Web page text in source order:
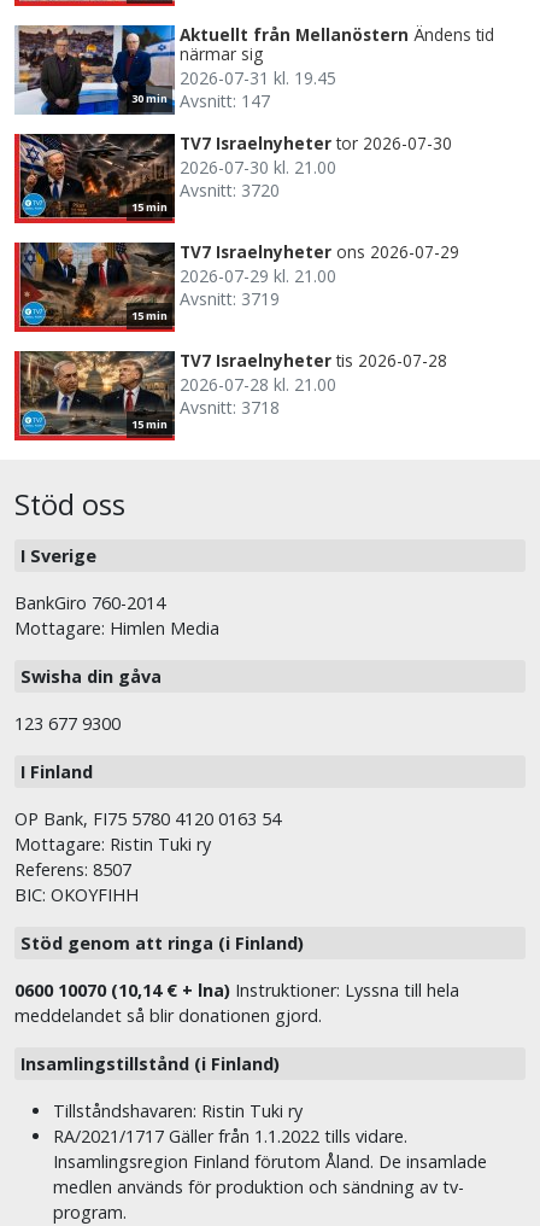
30 min
Aktuellt från Mellanöstern Ändens tid
närmar sig
2026-07-31 kl. 19.45
Avsnitt: 147
15 min
TV7 Israelnyheter tor 2026-07-30
2026-07-30 kl. 21.00
Avsnitt: 3720
15 min
TV7 Israelnyheter ons 2026-07-29
2026-07-29 kl. 21.00
Avsnitt: 3719
15 min
TV7 Israelnyheter tis 2026-07-28
2026-07-28 kl. 21.00
Avsnitt: 3718
Stöd oss
I Sverige
BankGiro 760-2014
Mottagare: Himlen Media
Swisha din gåva
123 677 9300
I Finland
OP Bank, FI75 5780 4120 0163 54
Mottagare: Ristin Tuki ry
Referens: 8507
BIC: OKOYFIHH
Stöd genom att ringa (i Finland)
0600 10070 (10,14 € + lna) Instruktioner: Lyssna till hela
meddelandet så blir donationen gjord.
Insamlingstillstånd (i Finland)
Tillståndshavaren: Ristin Tuki ry
RA/2021/1717 Gäller från 1.1.2022 tills vidare.
Insamlingsregion Finland förutom Åland. De insamlade
medlen används för produktion och sändning av tv-
program.